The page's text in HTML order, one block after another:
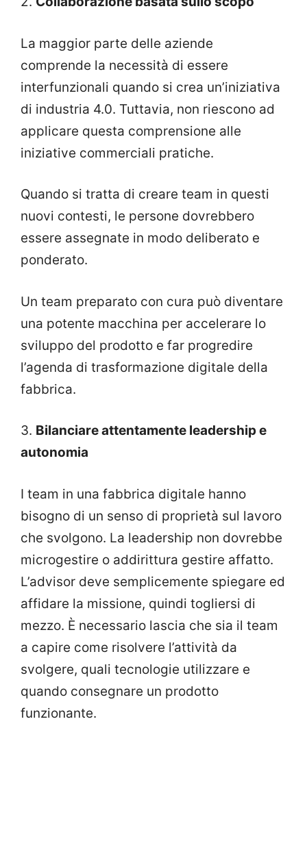
La maggior parte delle aziende
comprende la necessità di essere
interfunzionali quando si crea un’iniziativa
di industria 4.0. Tuttavia, non riescono ad
applicare questa comprensione alle
iniziative commerciali pratiche.
Quando si tratta di creare team in questi
nuovi contesti, le persone dovrebbero
essere assegnate in modo deliberato e
ponderato.
Un team preparato con cura può diventare
una potente macchina per accelerare lo
sviluppo del prodotto e far progredire
l’agenda di trasformazione digitale della
fabbrica.
3. Bilanciare attentamente leadership e
autonomia
I team in una fabbrica digitale hanno
bisogno di un senso di proprietà sul lavoro
che svolgono. La leadership non dovrebbe
microgestire o addirittura gestire affatto.
L’advisor deve semplicemente spiegare ed
affidare la missione, quindi togliersi di
mezzo. È necessario lascia che sia il team
a capire come risolvere l’attività da
svolgere, quali tecnologie utilizzare e
quando consegnare un prodotto
funzionante.